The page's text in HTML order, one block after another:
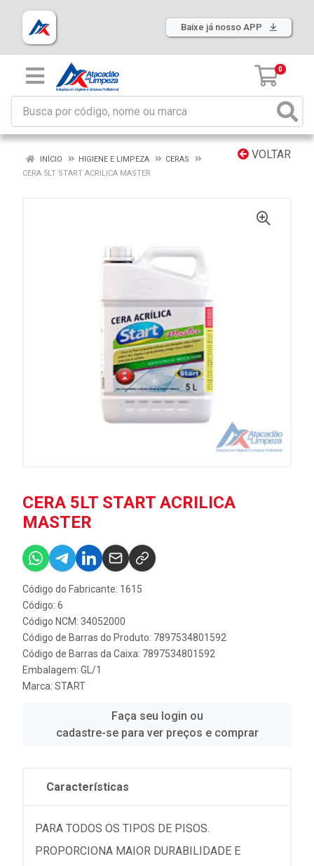
Baixe já nosso APP
0
VOLTAR
INÍCIO HIGIENE E LIMPEZA
CERAS
CERA 5LT START ACRILICA MASTER
CERA 5LT START ACRILICA
MASTER
Código do Fabricante: 1615
Código: 6
Código NCM: 34052000
Código de Barras do Produto: 7897534801592
Código de Barras da Caixa: 7897534801592
Embalagem: GL/1
Marca: START
Faça seu login ou
cadastre-se para ver preços e comprar
Características
PARA TODOS OS TIPOS DE PISOS.
PROPORCIONA MAIOR DURABILIDADE E